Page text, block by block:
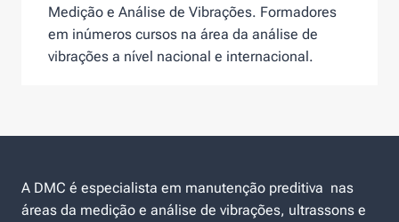
Medição e Análise de Vibrações. Formadores
em inúmeros cursos na área da análise de
vibrações a nível nacional e internacional.
A DMC é especialista em manutenção preditiva nas
áreas da medição e análise de vibrações, ultrassons e